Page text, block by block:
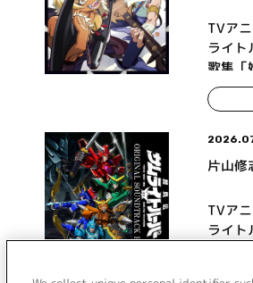
TVア
ライト
歌集「
片山修
TVア
ライト